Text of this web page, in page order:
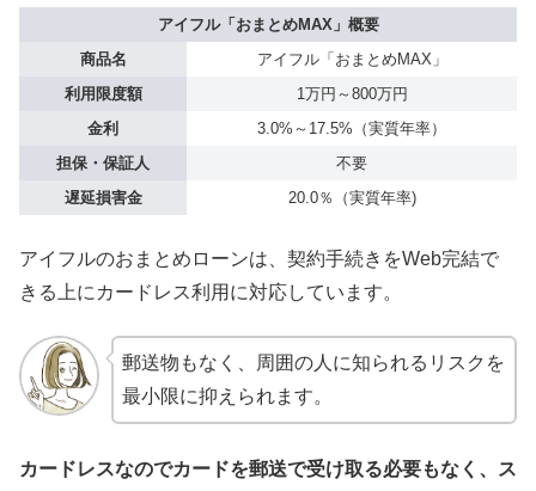
アイフル「おまとめMAX」概要
商品名
アイフル「おまとめMAX」
利用限度額
1万円～800万円
金利
3.0%～17.5%（実質年率）
担保・保証人
不要
遅延損害金
20.0％（実質年率)
アイフルのおまとめローンは、契約手続きをWeb完結で
きる上にカードレス利用に対応しています。
郵送物もなく、周囲の人に知られるリスクを
最小限に抑えられます。
カードレスなのでカードを郵送で受け取る必要もなく、ス